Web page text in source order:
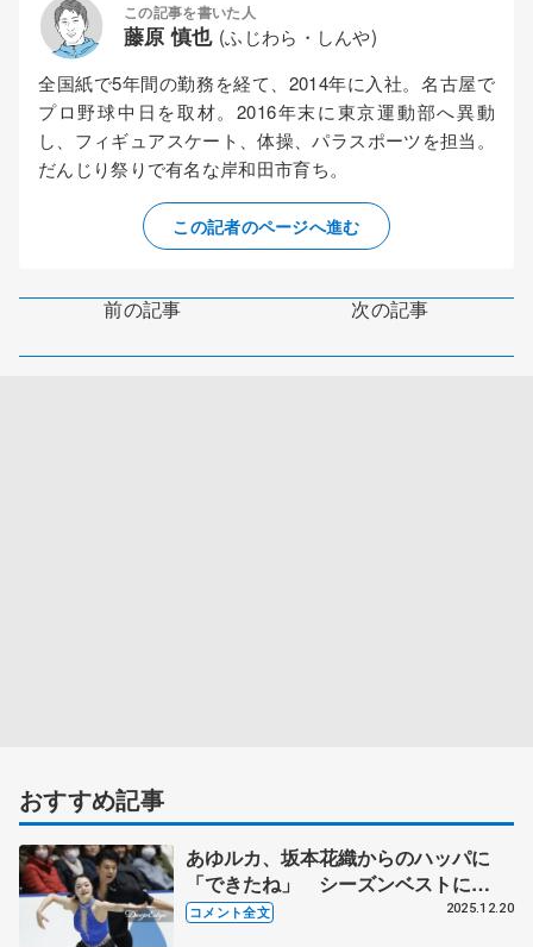
この記事を書いた人
藤原 慎也 (ふじわら・しんや)
全国紙で5年間の勤務を経て、2014年に入社。名古屋で
プロ野球中日を取材。2016年末に東京運動部へ異動
し、フィギュアスケート、体操、パラスポーツを担当。
だんじり祭りで有名な岸和田市育ち。
この記者のページへ進む
前の記事 次の記事
おすすめ記事
あゆルカ、坂本花織からのハッパに
「できたね」 シーズンベストに
「（上の）2組に追い付きたい」【全
コメント全文 2025.12.20